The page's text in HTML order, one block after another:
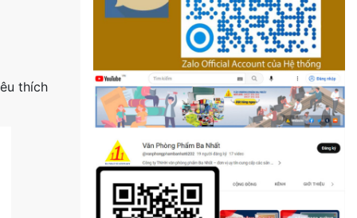
thích